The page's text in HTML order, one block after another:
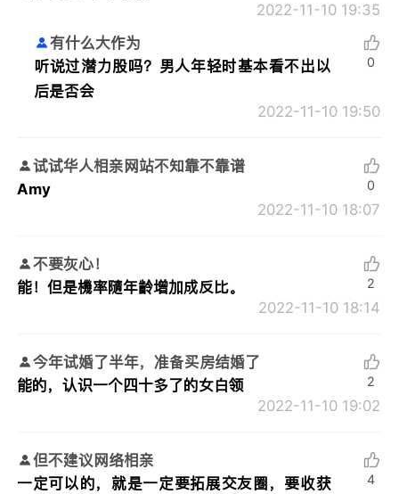
2022-11-10 19:35
有什么大作为
听说过潜力股吗？男人年轻时基本看不出以
后是否会
2022-11-10 19:50
0
试试华人相亲网站不知靠不靠谱
Amy
2022-11-10 18:07
0
不要灰心！
能！但是機率隨年齡增加成反比。
2022-11-10 18:14
2
今年试婚了半年，准备买房结婚了
能的，认识一个四十多了的女白领
2022-11-10 19:02
2
但不建议网络相亲
一定可以的，就是一定要拓展交友圈，要收获
4